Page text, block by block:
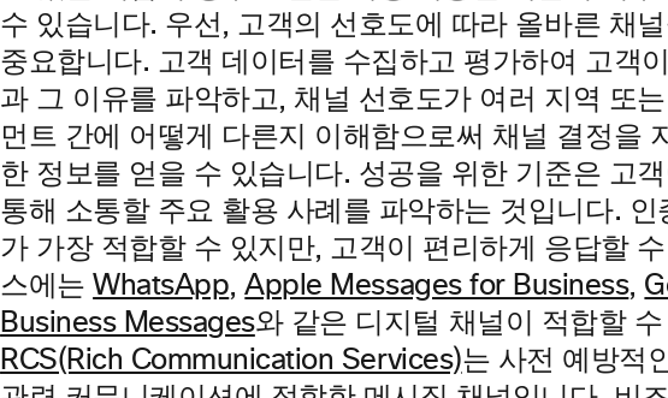
수 있습니다. 우선, 고객의 선호도에 따라 올바른 채널
중요합니다. 고객 데이터를 수집하고 평가하여 고객
과 그 이유를 파악하고, 채널 선호도가 여러 지역 또
먼트 간에 어떻게 다른지 이해함으로써 채널 결정을
한 정보를 얻을 수 있습니다. 성공을 위한 기준은 고
통해 소통할 주요 활용 사례를 파악하는 것입니다. 인
가 가장 적합할 수 있지만, 고객이 편리하게 응답할 수
스에는WhatsApp,Apple Messages for Business,
Business Messages와 같은 디지털 채널이 적합할
RCS(Rich Communication Services)는 사전 예방적